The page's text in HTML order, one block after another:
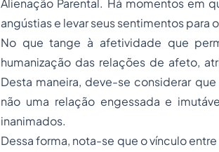
Alienação Parental. Há momentos em
angústias e levar seus sentimentos para
No que tange à afetividade que
humanização das relações de afeto,
Desta maneira, deve-se considerar
não uma relação engessada e
inanimados.
Dessa forma, nota-se que o vínculo